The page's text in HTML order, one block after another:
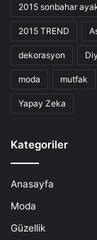
2015 sonbahar
2015 TREND
dekorasyon
moda mutfak
Yapay Zeka
Kategoriler
Anasayfa
Moda
Güzellik